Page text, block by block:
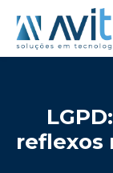
reflexos